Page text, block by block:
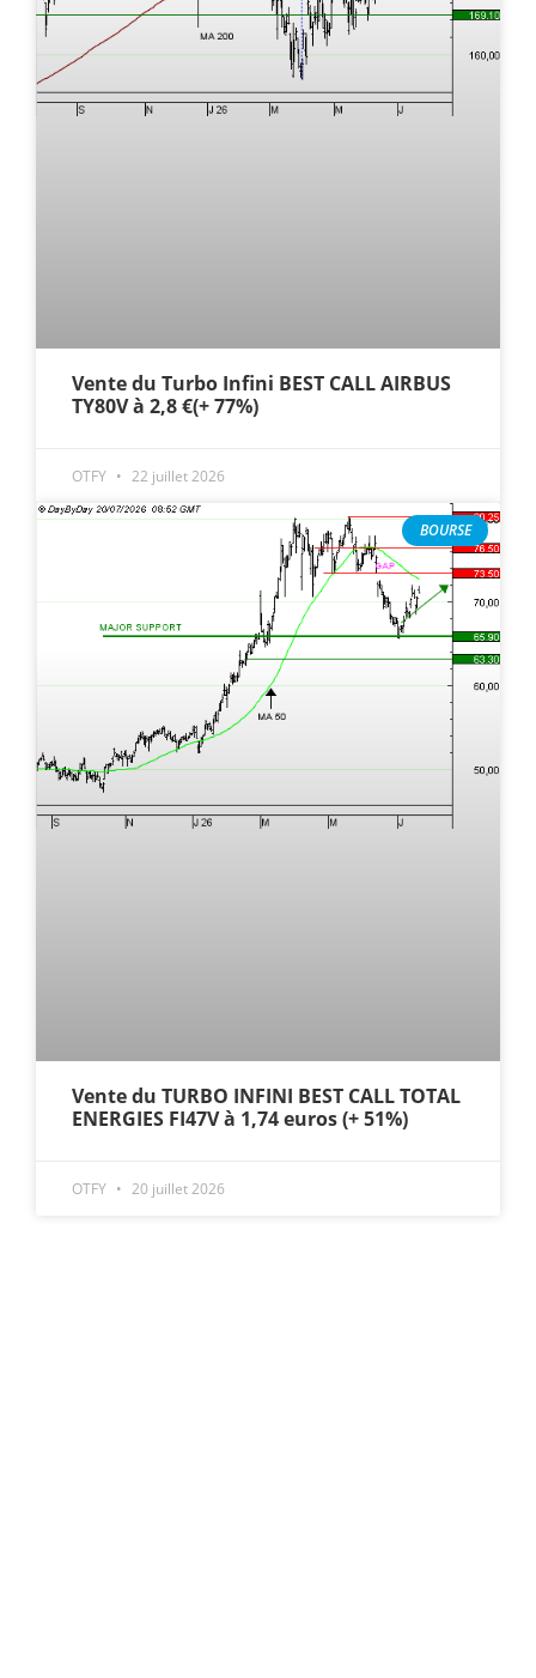
Vente du Turbo Infini BEST CALL AIRBUS
TY80V à 2,8 €(+ 77%)
OTFY 22 juillet 2026
BOURSE
Vente du TURBO INFINI BEST CALL TOTAL
ENERGIES FI47V à 1,74 euros (+ 51%)
OTFY 20 juillet 2026